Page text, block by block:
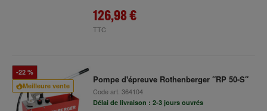
126,98 €
TTC
Meilleure vente
-22 %
Pompe d'épreuve Rothenberger ″RP 50-S″
Code art. 364104
Délai de livraison : 2-3 jours ouvrés